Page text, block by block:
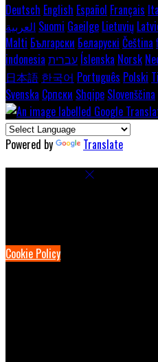
Deutsch English Español Français
العربية Suomi Gaeilge Lietuvių
Malti Български Беларускі Čeština
indonesia עברית Íslenska Norsk
日本語 한국어 Português Polski
Svenska Српски Shqipe Slovenščina
Powered by Translate
Cookie Policy